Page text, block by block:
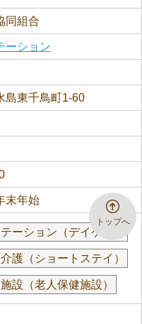
同組合
ーション
島東千鳥町1-60
末年始
ーション（デイケア）
護（ショートステイ）
設（老人保健施設）
トップへ